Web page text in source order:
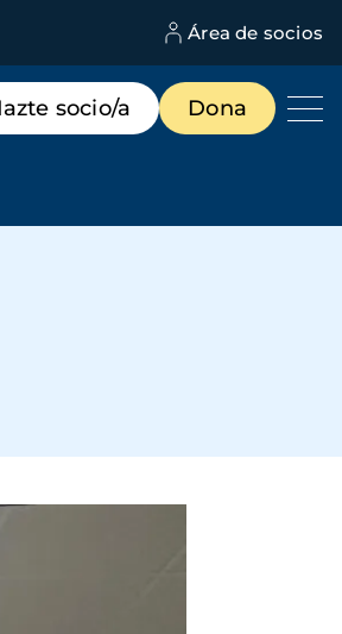
Área de socios
socio/a Dona